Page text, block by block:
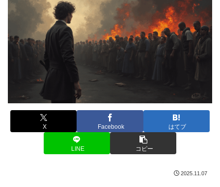
X Facebook はてブ
LINE コピー
2025.11.07